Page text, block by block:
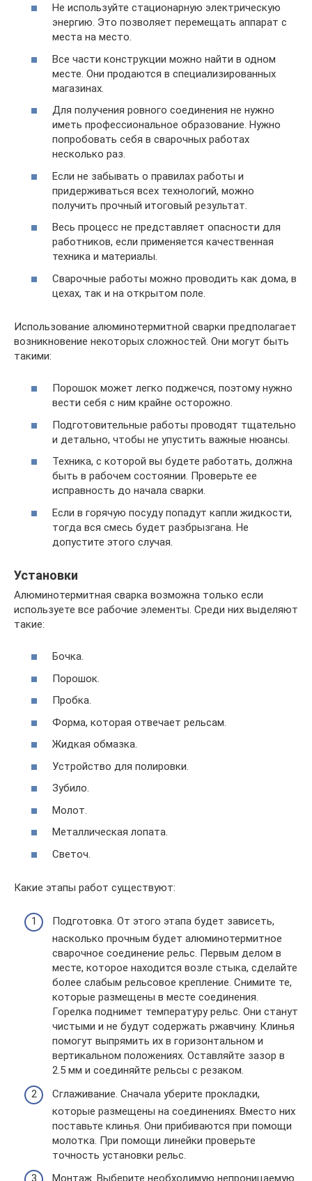
Не используйте стационарную электрическую
энергию. Это позволяет перемещать аппарат с
места на место.
Все части конструкции можно найти в одном
месте. Они продаются в специализированных
магазинах.
Для получения ровного соединения не нужно
иметь профессиональное образование. Нужно
попробовать себя в сварочных работах
несколько раз.
Если не забывать о правилах работы и
придерживаться всех технологий, можно
получить прочный итоговый результат.
Весь процесс не представляет опасности для
работников, если применяется качественная
техника и материалы.
Сварочные работы можно проводить как дома, в
цехах, так и на открытом поле.
Использование алюминотермитной сварки предполагает
возникновение некоторых сложностей. Они могут быть
такими:
Порошок может легко поджечся, поэтому нужно
вести себя с ним крайне осторожно.
Подготовительные работы проводят тщательно
и детально, чтобы не упустить важные нюансы.
Техника, с которой вы будете работать, должна
быть в рабочем состоянии. Проверьте ее
исправность до начала сварки.
Если в горячую посуду попадут капли жидкости,
тогда вся смесь будет разбрызгана. Не
допустите этого случая.
Установки
Алюминотермитная сварка возможна только если
используете все рабочие элементы. Среди них выделяют
такие:
Бочка.
Порошок.
Пробка.
Форма, которая отвечает рельсам.
Жидкая обмазка.
Устройство для полировки.
Зубило.
Молот.
Металлическая лопата.
Светоч.
Какие этапы работ существуют:
Подготовка. От этого этапа будет зависеть,
насколько прочным будет алюминотермитное
сварочное соединение рельс. Первым делом в
месте, которое находится возле стыка, сделайте
более слабым рельсовое крепление. Снимите те,
которые размещены в месте соединения.
Горелка поднимет температуру рельс. Они станут
чистыми и не будут содержать ржавчину. Клинья
помогут выпрямить их в горизонтальном и
вертикальном положениях. Оставляйте зазор в
2.5 мм и соединяйте рельсы с резаком.
Сглаживание. Сначала уберите прокладки,
которые размещены на соединениях. Вместо них
поставьте клинья. Они прибиваются при помощи
молотка. При помощи линейки проверьте
точность установки рельс.
Монтаж. Выберите необходимую непроницаемую